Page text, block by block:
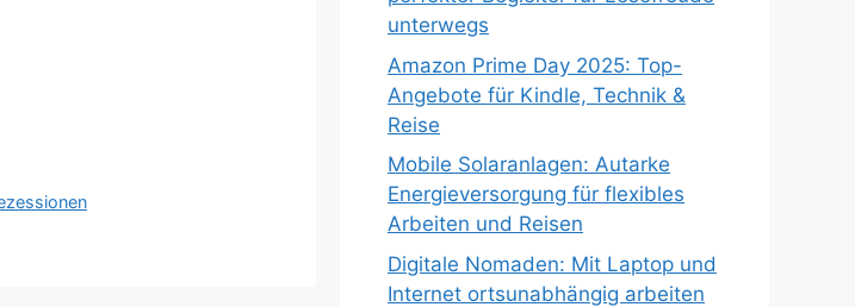
unterwegs
Amazon Prime Day 2025: Top-
Angebote für Kindle, Technik &
Reise
Mobile Solaranlagen: Autarke
Energieversorgung für flexibles
Arbeiten und Reisen
Digitale Nomaden: Mit Laptop und
Internet ortsunabhängig arbeiten